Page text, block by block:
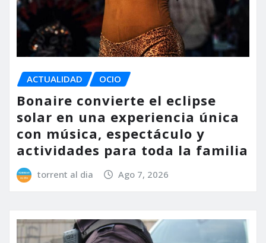
ACTUALIDAD OCIO
Bonaire convierte el eclipse
solar en una experiencia única
con música, espectáculo y
actividades para toda la familia
torrent al dia Ago 7, 2026